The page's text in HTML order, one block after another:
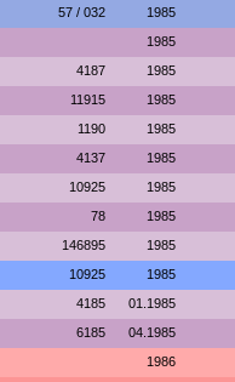
57 / 032 1985
1985
4187 1985
11915 1985
1190 1985
4137 1985
10925 1985
78 1985
146895 1985
10925 1985
4185 01.1985
6185 04.1985
1986